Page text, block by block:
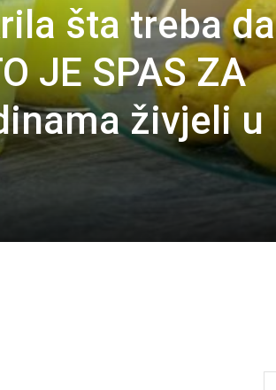
šta treba da
JE SPAS ZA
živjeli u